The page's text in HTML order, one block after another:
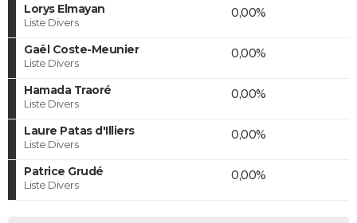
Lorys Elmayan
Liste Divers
0,00%
Gaël Coste-Meunier
Liste Divers
0,00%
Hamada Traoré
Liste Divers
0,00%
Laure Patas d'Illiers
Liste Divers
0,00%
Patrice Grudé
Liste Divers
0,00%